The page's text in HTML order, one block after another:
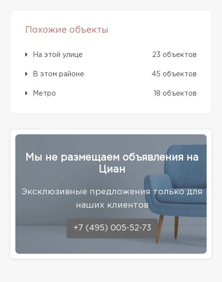
Похожие объекты
На этой улице 23 объектов
В этом районе 45 объектов
Метро 18 объектов
Мы не размещаем объявления на
Циан
Эксклюзивные предложения только для
наших клиентов
+7 (495) 005-52-73